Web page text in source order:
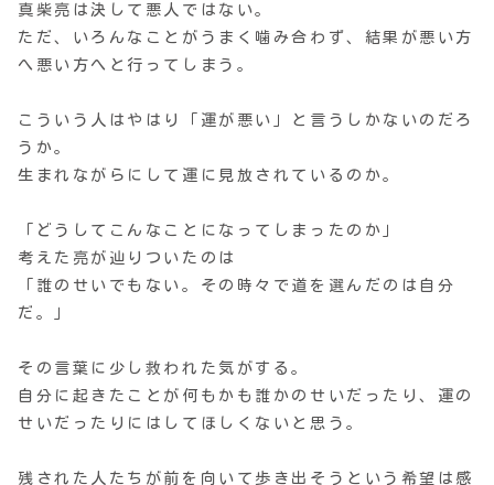
真柴亮は決して悪人ではない。
ただ、いろんなことがうまく噛み合わず、結果が悪い方
へ悪い方へと行ってしまう。
こういう人はやはり「運が悪い」と言うしかないのだろ
うか。
生まれながらにして運に見放されているのか。
「どうしてこんなことになってしまったのか」
考えた亮が辿りついたのは
「誰のせいでもない。その時々で道を選んだのは自分
だ。」
その言葉に少し救われた気がする。
自分に起きたことが何もかも誰かのせいだったり、運の
せいだったりにはしてほしくないと思う。
残された人たちが前を向いて歩き出そうという希望は感